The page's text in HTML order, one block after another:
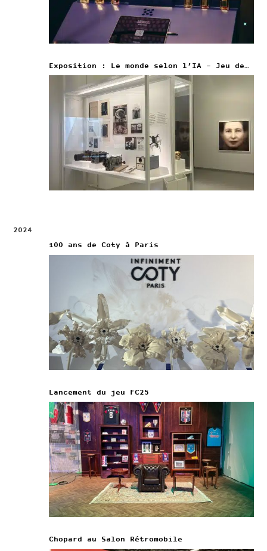
Exposition : Le monde selon l’IA – Jeu de Paume
2024
100 ans de Coty à Paris
Lancement du jeu FC25
Chopard au Salon Rétromobile